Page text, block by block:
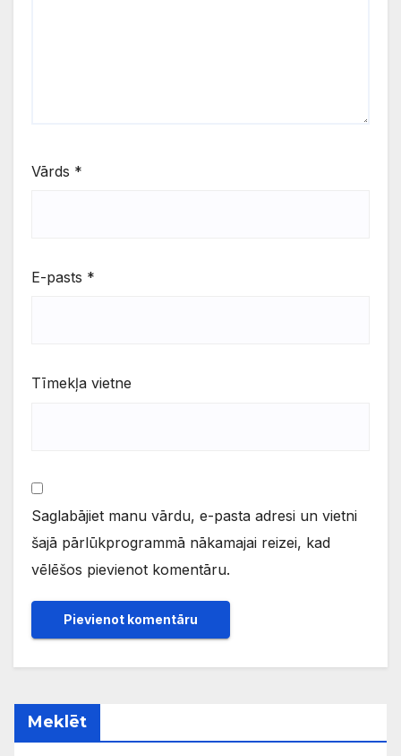
Vārds *
E-pasts *
Tīmekļa vietne
Saglabājiet manu vārdu, e-pasta adresi un vietni
šajā pārlūkprogrammā nākamajai reizei, kad
vēlēšos pievienot komentāru.
Meklēt